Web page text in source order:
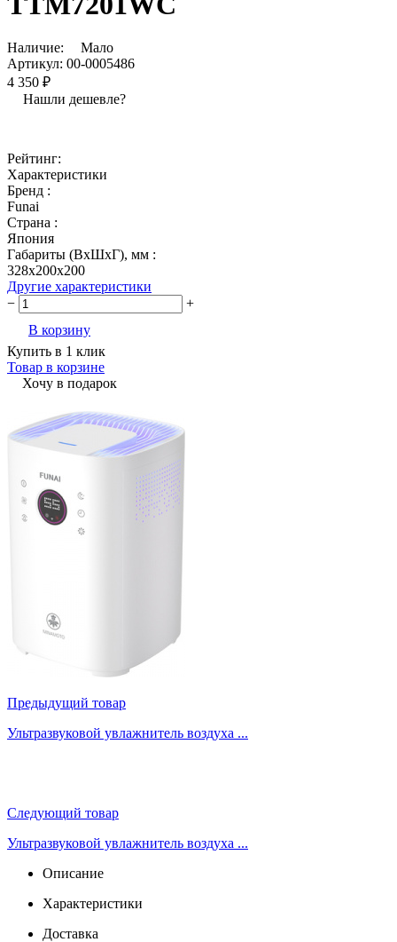
Наличие:
Мало
Артикул: 00-0005486
4 350 ₽
Нашли дешевле?
Рейтинг:
Характеристики
Бренд :
Funai
Страна :
Япония
Габариты (ВхШхГ), мм :
328x200x200
Другие характеристики
−
+
В корзину
Купить в 1 клик
Товар в корзине
Хочу в подарок
Предыдущий товар
Ультразвуковой увлажнитель воздуха ...
Следующий товар
Ультразвуковой увлажнитель воздуха ...
Описание
Характеристики
Доставка